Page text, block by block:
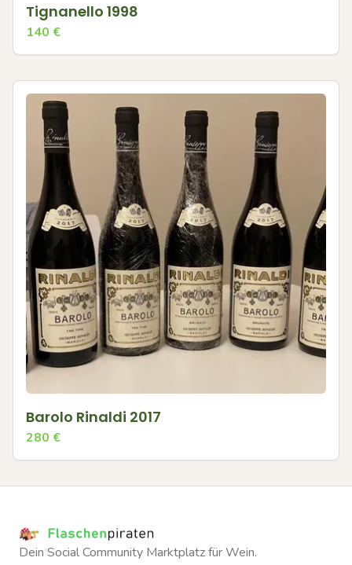
Tignanello 1998
140 €
Barolo Rinaldi 2017
280 €
Dein Social Community Marktplatz für Wein.